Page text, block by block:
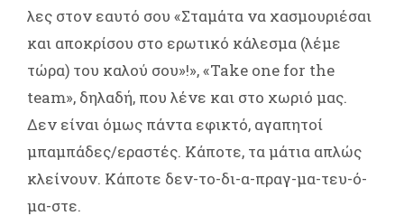
λες στον εαυτό σου «Σταμάτα να χασμουριέσαι
και αποκρίσου στο ερωτικό κάλεσμα (λέμε
τώρα) του καλού σου»!», «Take one for the
team», δηλαδή, που λένε και στο χωριό μας.
Δεν είναι όμως πάντα εφικτό, αγαπητοί
μπαμπάδες/εραστές. Κάποτε, τα μάτια απλώς
κλείνουν. Κάποτε δεν-το-δι-α-πραγ-μα-τευ-ό-
μα-στε.